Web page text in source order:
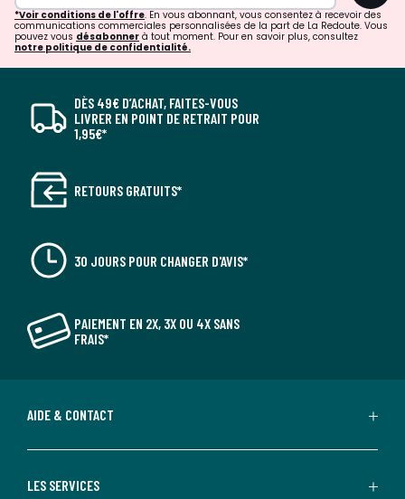
*Voir conditions de l'offre. En vous abonnant, vous consentez à recevoir des
communications commerciales personnalisées de la part de La Redoute. Vous
pouvez vous désabonner à tout moment. Pour en savoir plus, consultez
notre politique de confidentialité.
DÈS 49€ D’ACHAT, FAITES-VOUS
LIVRER EN POINT DE RETRAIT POUR
1,95€*
RETOURS GRATUITS*
30 JOURS POUR CHANGER D'AVIS*
PAIEMENT EN 2X, 3X OU 4X SANS
FRAIS*
AIDE & CONTACT
LES SERVICES